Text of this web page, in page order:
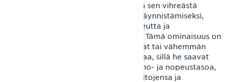
Tämä laite (joka on helppo tunnistaa sen vihreästä
väristä) toimii "avaimena" koneen käynnistämiseksi,
mutta se myös rajoittaa kelkan nopeutta ja
käytettävissä olevan tehon määrää. Tämä ominaisuus on
erityisen hyödyllinen, kun aloittelevat tai vähemmän
kokeneet kuljettajat käyttävät kelkkaa, sillä he saavat
käyttää vain ennalta määritettyä teho- ja nopeustasoa,
joka voidaan hienosäätää heidän taitojensa ja